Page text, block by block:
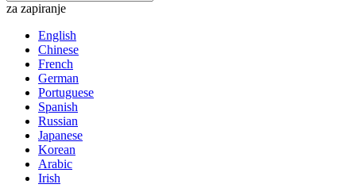
za zapiranje
English
Chinese
French
German
Portuguese
Spanish
Russian
Japanese
Korean
Arabic
Irish